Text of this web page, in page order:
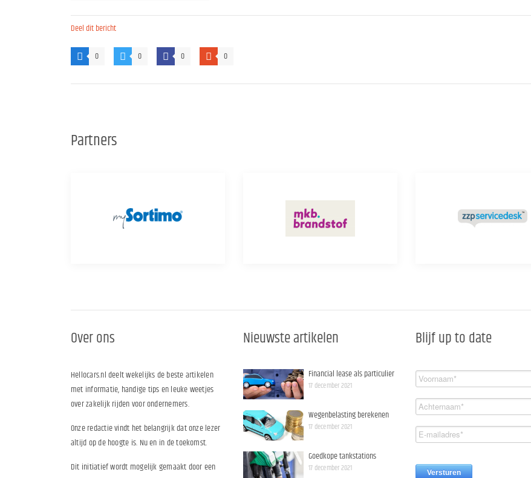
Deel dit bericht
0 0 0 0
Partners
Over ons
Hellocars.nl deelt wekelijks de beste artikelen
met informatie, handige tips en leuke weetjes
over zakelijk rijden voor ondernemers.
Onze redactie vindt het belangrijk dat onze lezer
altijd op de hoogte is. Nu en in de toekomst.
Dit initiatief wordt mogelijk gemaakt door een
Nieuwste artikelen
Financial lease als particulier
17 december 2021
Wegenbelasting berekenen
17 december 2021
Goedkope tankstations
17 december 2021
Blijf up to date